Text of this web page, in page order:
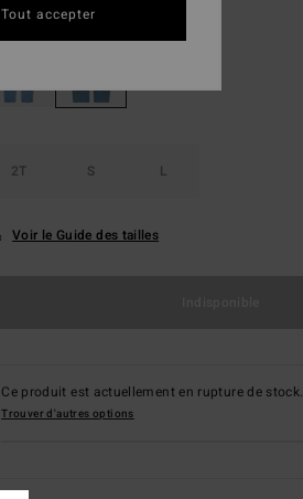
2T S L
Voir le Guide des tailles
Ce produit est actuellement en rupture de stock.
Trouver d'autres options
Tout accepter